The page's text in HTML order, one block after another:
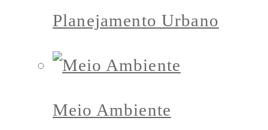
Planejamento Urbano
Meio Ambiente